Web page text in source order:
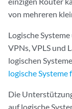
von mehreren
Logische
VPNs, VPLS und
logischen
logische
Die
auf logische